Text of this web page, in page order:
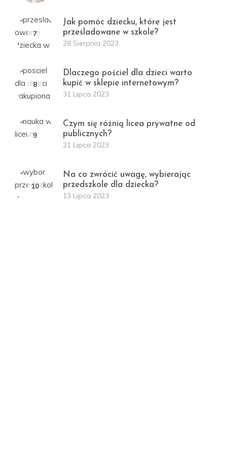
7
Jak pomóc dziecku, które jest
prześladowane w szkole?
28 Sierpnia 2023
8
Dlaczego pościel dla dzieci warto
kupić w sklepie internetowym?
31 Lipca 2023
9
Czym się różnią licea prywatne od
publicznych?
21 Lipca 2023
10
Na co zwrócić uwagę, wybierając
przedszkole dla dziecka?
13 Lipca 2023